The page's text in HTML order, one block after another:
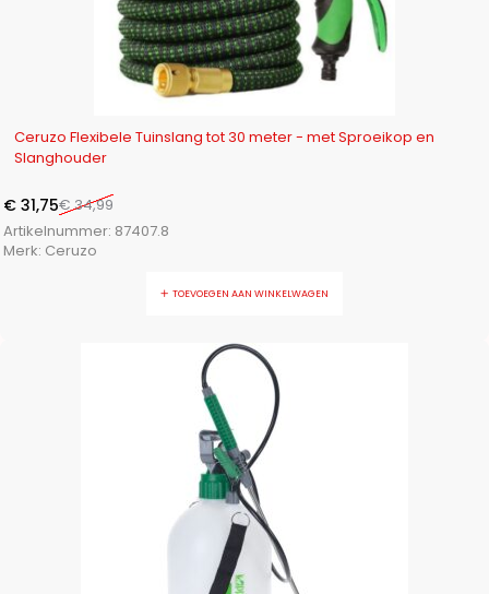
Ceruzo Flexibele Tuinslang tot 30 meter - met Sproeikop en
Slanghouder
€34,99
€ 31,75
Artikelnummer: 87407.8
Merk: Ceruzo
TOEVOEGEN AAN WINKELWAGEN